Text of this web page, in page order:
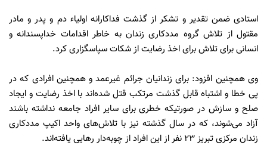
استادی ضمن تقدیر و تشکر از گذشت فداکارانه اولیاء دم و پدر و مادر
مقتول از تلاش گروه مددکاری زندان به خاطر اقدامات خداپسندانه و
انسانی برای تلاش برای اخذ رضایت از شکات سپاسگزاری کرد.
وی همچنین افزود: برای زندانیان جرائم غیرعمد و همچنین افرادی که در
پی خطا و اشتباه قابل گذشت مرتکب قتل شده‌اند با اخذ رضایت و ایجاد
صلح و سازش در صورتیکه خطری برای سایر افراد جامعه نداشته باشند
آزاد می‌شوند، که در سال گذشته نیز با تلاش‌های واحد اکیپ مددکاری
زندان مرکزی تبریز ۲۳ نفر از این افراد از چوبه‌دار رهایی یافته‌اند.